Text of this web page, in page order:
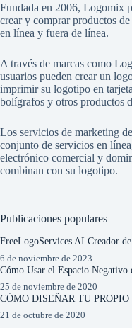
Fundada en 2006, Logomix
crear y comprar productos
en línea y fuera de línea.
A través de marcas como
usuarios pueden crear un
imprimir su logotipo en
bolígrafos y otros productos
Los servicios de marketing
conjunto de servicios en
electrónico comercial y
combinan con su logotipo.
Publicaciones populares
FreeLogoServices AI Creador
6 de noviembre de 2023
Cómo Usar el Espacio
25 de noviembre de 2020
CÓMO DISEÑAR TU
21 de octubre de 2020